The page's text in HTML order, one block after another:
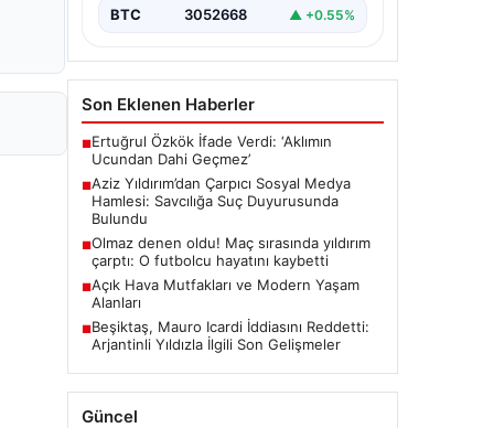
BTC 3052668 ▲ +0.55%
Son Eklenen Haberler
■Ertuğrul Özkök İfade Verdi: ‘Aklımın
Ucundan Dahi Geçmez’
■Aziz Yıldırım’dan Çarpıcı Sosyal Medya
Hamlesi: Savcılığa Suç Duyurusunda
Bulundu
■Olmaz denen oldu! Maç sırasında yıldırım
çarptı: O futbolcu hayatını kaybetti
■Açık Hava Mutfakları ve Modern Yaşam
Alanları
■Beşiktaş, Mauro Icardi İddiasını Reddetti:
Arjantinli Yıldızla İlgili Son Gelişmeler
Güncel